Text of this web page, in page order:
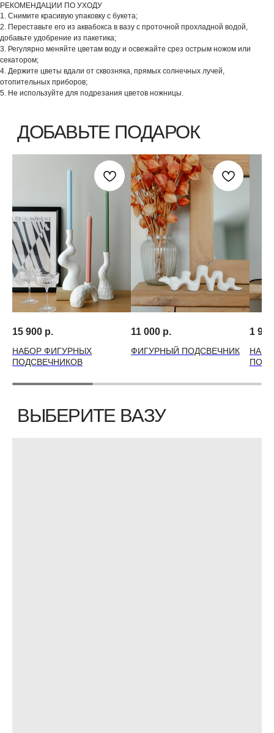
РЕКОМЕНДАЦИИ ПО УХОДУ
1. Снимите красивую упаковку с букета;
2. Переставьте его из аквабокса в вазу с проточной прохладной водой,
добавьте удобрение из пакетика;
3. Регулярно меняйте цветам воду и освежайте срез острым ножом или
секатором;
4. Держите цветы вдали от сквозняка, прямых солнечных лучей,
отопительных приборов;
5. Не используйте для подрезания цветов ножницы.
15 900 р.
НАБОР ФИГУРНЫХ
ПОДСВЕЧНИКОВ
11 000 р.
ФИГУРНЫЙ ПОДСВЕЧНИК
1 990